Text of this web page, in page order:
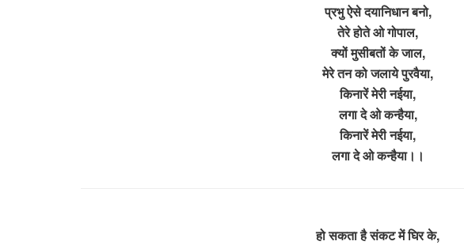
प्रभु ऐसे दयानिधान बनो,
तेरे होते ओ गोपाल,
क्यों मुसीबतों के जाल,
मेरे तन को जलाये पुरवैया,
किनारें मेरी नईया,
लगा दे ओ कन्हैया,
किनारें मेरी नईया,
लगा दे ओ कन्हैया।।
हो सकता है संकट में घिर के,